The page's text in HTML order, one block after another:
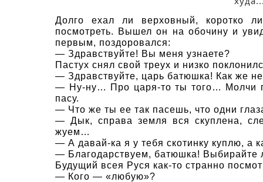
Долго ехал ли верховный, коротко
посмотреть. Вышел он на обочину и
первым, поздоровался:
— Здравствуйте! Вы меня узнаете?
Пастух снял свой треух и низко
— Здравствуйте, царь батюшка! Как же не
— Ну-ну… Про царя-то ты того… Молчи
пасу.
— Что же ты ее так пасешь, что одни
— Дык, справа земля вся скуплена,
жуем…
— А давай-ка я у тебя скотинку куплю, а
— Благодарствуем, батюшка! Выбирайте
Будущий всея Руся как-то странно
— Кого — «любую»?